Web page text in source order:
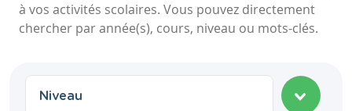
à vos activités scolaires. Vous pouvez directement
chercher par année(s), cours, niveau ou mots-clés.